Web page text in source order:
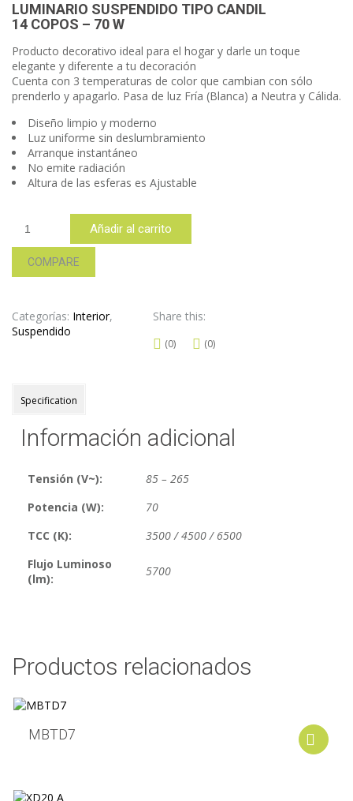
LUMINARIO SUSPENDIDO TIPO CANDIL
14 COPOS – 70 W
Producto decorativo ideal para el hogar y darle un toque
elegante y diferente a tu decoración
Cuenta con 3 temperaturas de color que cambian con sólo
prenderlo y apagarlo. Pasa de luz Fría (Blanca) a Neutra y Cálida.
Diseño limpio y moderno
Luz uniforme sin deslumbramiento
Arranque instantáneo
No emite radiación
Altura de las esferas es Ajustable
cantidad
Añadir al carrito
COMPARE
Categorías: Interior,
Suspendido
Share this:
(0) (0)
Specification
Información adicional
Tensión (V~):
85 – 265
Potencia (W):
70
TCC (K):
3500 / 4500 / 6500
Flujo Luminoso
(lm):
5700
Productos relacionados
MBTD7